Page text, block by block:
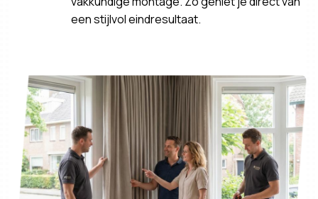
een stijlvol eindresultaat.